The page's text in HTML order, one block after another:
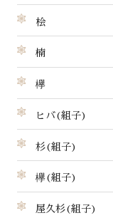
桧
楠
欅
ヒバ(組子)
杉(組子)
欅(組子)
屋久杉(組子)